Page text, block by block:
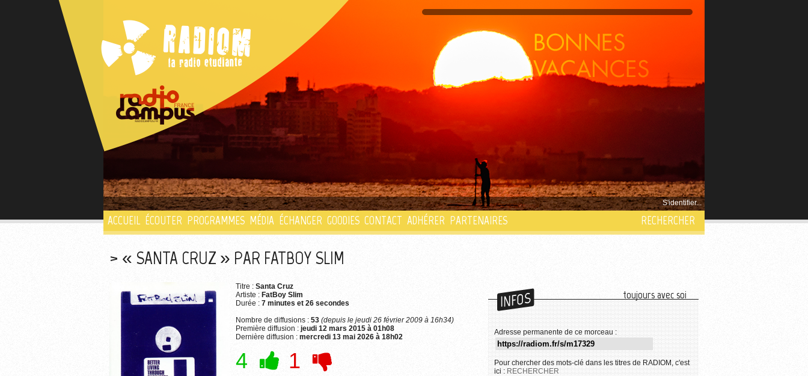
S'identifier...
ACCUEIL ÉCOUTER PROGRAMMES MÉDIA ÉCHANGER GOODIES CONTACT ADHÉRER PARTENAIRES RECHERCHER
« SANTA CRUZ » PAR FATBOY SLIM
Titre : Santa Cruz
Artiste : FatBoy Slim
Durée : 7 minutes et 26 secondes
Nombre de diffusions : 53 (depuis le jeudi 26 février 2009 à 16h34)
Première diffusion : jeudi 12 mars 2015 à 01h08
Dernière diffusion : mercredi 13 mai 2026 à 18h02
4 1
INFOS toujours avec soi
Adresse permanente de ce morceau :
Pour chercher des mots-clé dans les titres de RADIOM, c'est
ici : RECHERCHER